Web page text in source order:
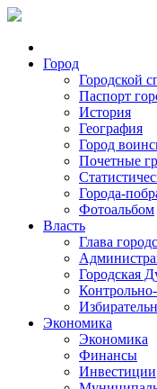
Город
Городской
Паспорт
История
География
Город
Почетные
Города-
Фотоальбом
Власть
Глава
Городская
Контрольно-
Экономика
Экономика
Финансы
Инвестиции